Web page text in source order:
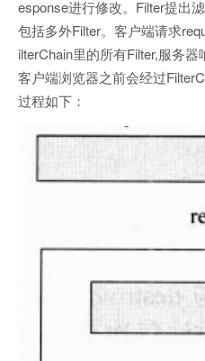
esponse进行修改。Filter提出
包括多外Filter。客户端请求
ilterChain里的所有Filter,服务
客户端浏览器之前会经过
过程如下：